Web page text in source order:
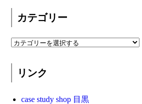
カテゴリー
リンク
case study shop 目黒